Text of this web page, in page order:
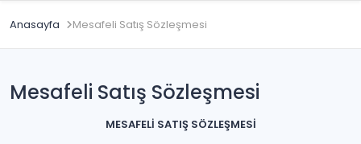
Anasayfa Mesafeli Satış Sözleşmesi
Mesafeli Satış Sözleşmesi
MESAFELİ SATIŞ SÖZLEŞMESİ